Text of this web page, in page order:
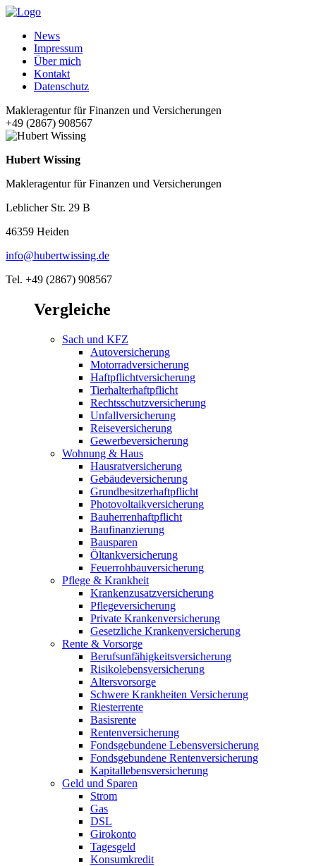
News
Impressum
Über mich
Kontakt
Datenschutz
Makleragentur für Finanzen und Versicherungen
+49 (2867) 908567
Hubert Wissing
Makleragentur für Finanzen und Versicherungen
Leblicher Str. 29 B
46359 Heiden
info@hubertwissing.de
Tel. +49 (2867) 908567
Vergleiche
Sach und KFZ
Autoversicherung
Motorradversicherung
Haftpflichtversicherung
Tierhalterhaftpflicht
Rechtsschutzversicherung
Unfallversicherung
Reiseversicherung
Gewerbeversicherung
Wohnung & Haus
Hausratversicherung
Gebäudeversicherung
Grundbesitzerhaftpflicht
Photovoltaikversicherung
Bauherrenhaftpflicht
Baufinanzierung
Bausparen
Öltankversicherung
Feuerrohbauversicherung
Pflege & Krankheit
Krankenzusatzversicherung
Pflegeversicherung
Private Krankenversicherung
Gesetzliche Krankenversicherung
Rente & Vorsorge
Berufs­unfähigkeitsversicherung
Risikolebensversicherung
Altersvorsorge
Schwere Krankheiten Versicherung
Riesterrente
Basisrente
Rentenversicherung
Fondsgebundene Lebensversicherung
Fondsgebundene Rentenversicherung
Kapitallebensversicherung
Geld und Sparen
Strom
Gas
DSL
Girokonto
Tagesgeld
Konsumkredit